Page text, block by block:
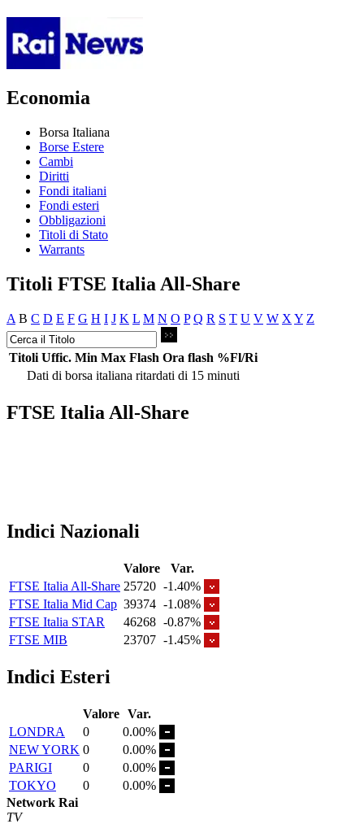
Economia
Borsa Italiana
Borse Estere
Cambi
Diritti
Fondi italiani
Fondi esteri
Obbligazioni
Titoli di Stato
Warrants
Titoli FTSE Italia All-Share
A B C D E F G H I J K L M N O P Q R S T U V W X Y Z
Titoli Uffic. Min Max Flash Ora flash %Fl/Ri
Dati di borsa italiana ritardati di 15 minuti
FTSE Italia All-Share
Indici Nazionali
Valore
Var.
FTSE Italia All-Share 25720 -1.40%
FTSE Italia Mid Cap 39374 -1.08%
FTSE Italia STAR
46268 -0.87%
FTSE MIB
23707 -1.45%
Indici Esteri
Valore Var.
LONDRA
0
0.00%
NEW YORK 0
0.00%
PARIGI
0
0.00%
TOKYO
0
0.00%
Network Rai
TV